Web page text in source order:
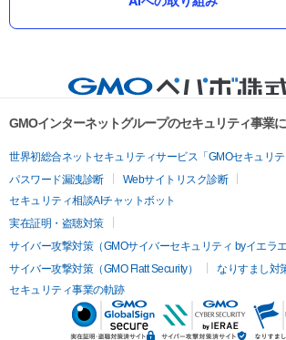
GMOインターネットグループのセキュリティ事業
世界初総合ネットセキュリティサービス「GMOセキュリテ
パスワード漏洩診断
Webサイトリスク診断
セキュリティ相談AIチャットボット
実在証明・盗聴対策
サイバー攻撃対策（GMOサイバーセキュリティ byイエラエ
サイバー攻撃対策（GMO Flatt Security）
なりすまし対
セキュリティ事業の軌跡